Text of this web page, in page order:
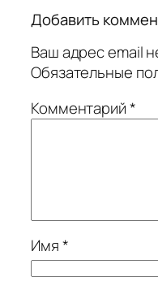
Добавить
Ваш адрес email
Обязательные
Комментарий*
Имя*